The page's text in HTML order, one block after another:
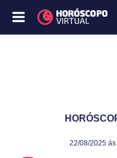
Publicado:
22/08/2025
Atualizado:
22/08/2025
22/08/2025 às